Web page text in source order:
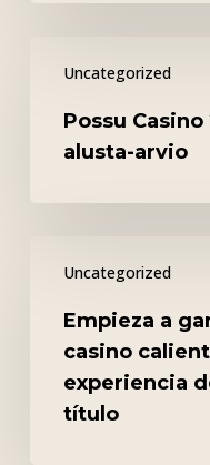
Uncategorized
Casino
alusta-
Possu
alusta-arvio
Uncategorized
mismo
casino
Empieza a
casino
experiencia
título